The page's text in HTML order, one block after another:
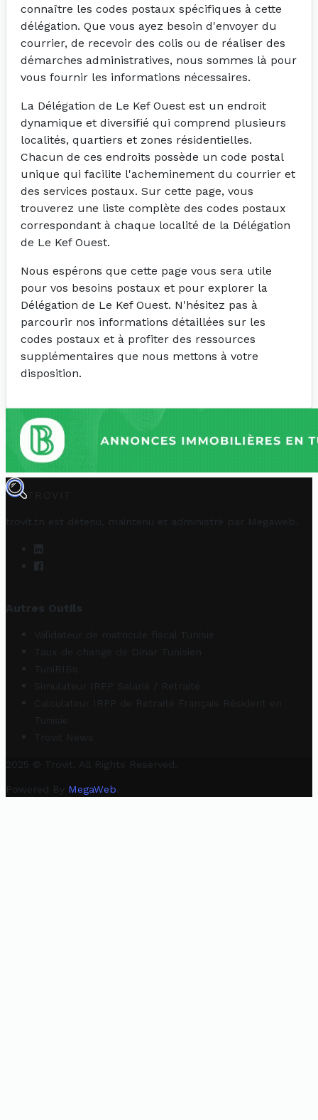
connaître les codes postaux spécifiques à cette
délégation. Que vous ayez besoin d'envoyer du
courrier, de recevoir des colis ou de réaliser des
démarches administratives, nous sommes là pour
vous fournir les informations nécessaires.
La Délégation de Le Kef Ouest est un endroit
dynamique et diversifié qui comprend plusieurs
localités, quartiers et zones résidentielles.
Chacun de ces endroits possède un code postal
unique qui facilite l'acheminement du courrier et
des services postaux. Sur cette page, vous
trouverez une liste complète des codes postaux
correspondant à chaque localité de la Délégation
de Le Kef Ouest.
Nous espérons que cette page vous sera utile
pour vos besoins postaux et pour explorer la
Délégation de Le Kef Ouest. N'hésitez pas à
parcourir nos informations détaillées sur les
codes postaux et à profiter des ressources
supplémentaires que nous mettons à votre
disposition.
TROVIT
trovit.tn est détenu, maintenu et administré par Megaweb
Autres Outils
Validateur de matricule fiscal Tunisie
Taux de change de Dinar Tunisien
TuniRIBs
Simulateur IRPP Salarié / Retraité
Calculateur IRPP de Retraité Français Résident en
Tunisie
Trovit News
2025 © Trovit. All Rights Reserved.
Powered By MegaWeb